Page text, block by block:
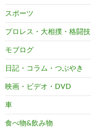
スポーツ
プロレス・大相撲・格闘技
モブログ
日記・コラム・つぶやき
映画・ビデオ・DVD
車
食べ物&飲み物